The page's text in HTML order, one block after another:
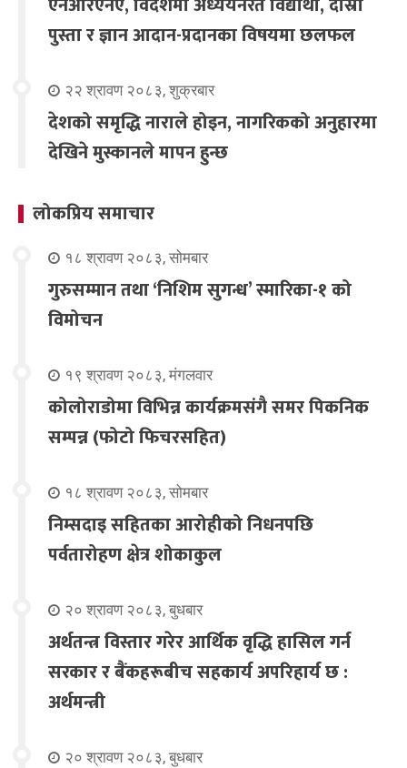
पुस्ता र ज्ञान आदान-प्रदानका विषयमा छलफल
२२ श्रावण २०८३, शुक्रबार
देशको समृद्धि नाराले होइन, नागरिकको अनुहारमा
देखिने मुस्कानले मापन हुन्छ
लोकप्रिय समाचार
१८ श्रावण २०८३, सोमबार
गुरुसम्मान तथा ‘निशिम सुगन्ध’ स्मारिका-१ को
विमोचन
१९ श्रावण २०८३, मंगलवार
कोलोराडोमा विभिन्न कार्यक्रमसंगै समर पिकनिक
सम्पन्न (फोटो फिचरसहित)
१८ श्रावण २०८३, सोमबार
निम्सदाइ सहितका आरोहीको निधनपछि
पर्वतारोहण क्षेत्र शोकाकुल
२० श्रावण २०८३, बुधबार
अर्थतन्त्र विस्तार गरेर आर्थिक वृद्धि हासिल गर्न
सरकार र बैंकहरूबीच सहकार्य अपरिहार्य छ :
अर्थमन्त्री
२० श्रावण २०८३, बुधबार